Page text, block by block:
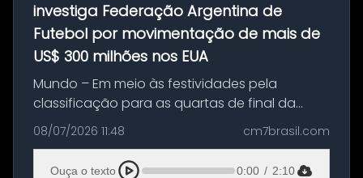
investiga Federação Argentina de
Futebol por movimentação de mais de
US$ 300 milhões nos EUA
Mundo – Em meio às festividades pela
classificação para as quartas de final da
Copa do Mundo de 2026, a Argentina é alvo
de investigações do FBI e de procuradores-
gerais dos Estados Unidos. A apuração...
08/07/2026 11:48 cm7brasil.com
Ouça o texto 0:00 / 2:10